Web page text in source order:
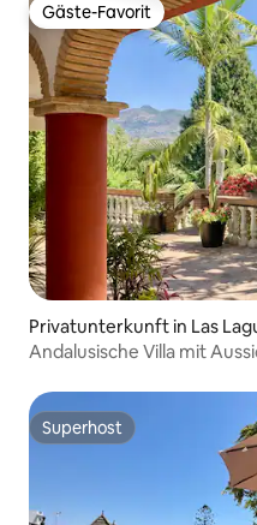
Gäste-Favorit
Gäste-Favorit
Privatunterkunft in Las
Andalusische Villa mit
Superhost
Superhost